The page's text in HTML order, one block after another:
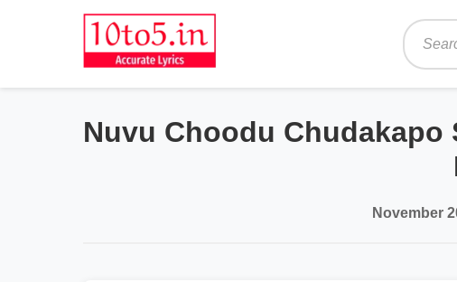
Nuvu Choodu
November